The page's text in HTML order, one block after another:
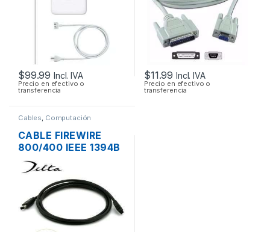
ORIGINAL + CABLE
DE PODER
$99.99 Incl. IVA
Precio en efectivo o
transferencia
$11.99 Incl. IVA
Precio en efectivo o
transferencia
Cables, Computación
CABLE FIREWIRE
800/400 IEEE 1394B
9/6 PINES MACHO
DE 2 PIES 60CM